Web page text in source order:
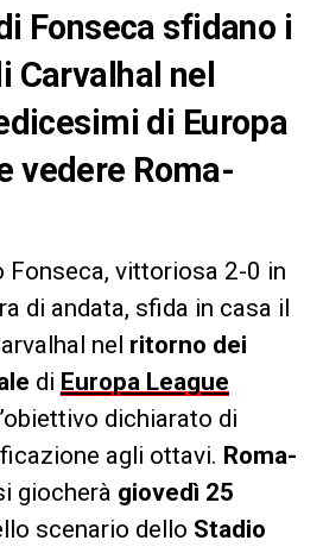
Fonseca sfidano i
Carvalhal nel
di Europa
vedere Roma-
Fonseca, vittoriosa 2-0 in
di andata, sfida in casa il
nel ritorno dei
di Europa League
dichiarato di
agli ottavi. Roma-
giocherà giovedì 25
scenario dello Stadio